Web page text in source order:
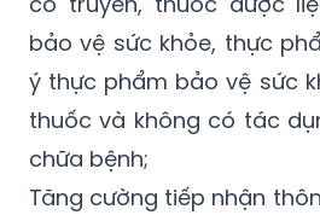
bảo vệ sức khỏe, thực
ý thực phẩm bảo vệ sức
thuốc và không có tác
chữa bệnh;
Tăng cường tiếp nhận